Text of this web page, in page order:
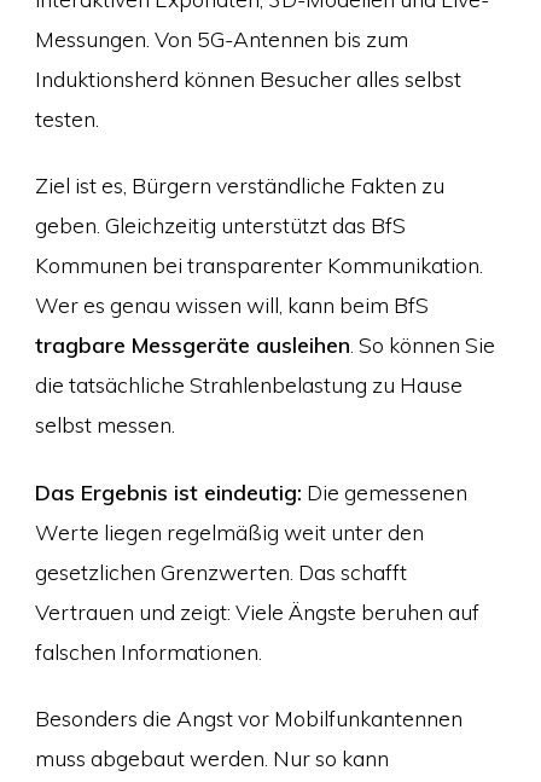
Messungen. Von 5G-Antennen bis zum
Induktionsherd können Besucher alles selbst
testen.
Ziel ist es, Bürgern verständliche Fakten zu
geben. Gleichzeitig unterstützt das BfS
Kommunen bei transparenter Kommunikation.
Wer es genau wissen will, kann beim BfS
tragbare Messgeräte ausleihen . So können Sie
die tatsächliche Strahlenbelastung zu Hause
selbst messen.
Das Ergebnis ist eindeutig: Die gemessenen
Werte liegen regelmäßig weit unter den
gesetzlichen Grenzwerten. Das schafft
Vertrauen und zeigt: Viele Ängste beruhen auf
falschen Informationen.
Besonders die Angst vor Mobilfunkantennen
muss abgebaut werden. Nur so kann